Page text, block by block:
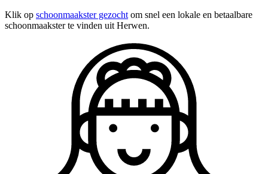
Klik op schoonmaakster gezocht om snel een lokale en betaalbare
schoonmaakster te vinden uit Herwen.